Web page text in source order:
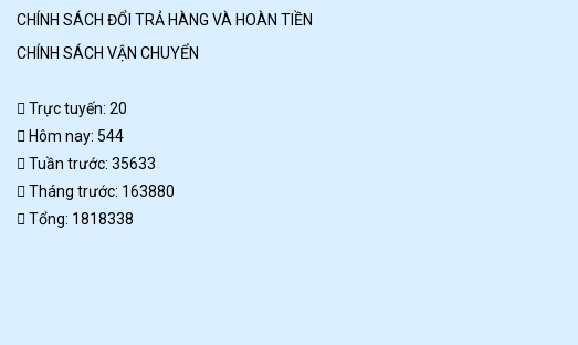
CHÍNH SÁCH ĐỔI TRẢ HÀNG VÀ HOÀN TIỀN
CHÍNH SÁCH VẬN CHUYỂN
Trực tuyến: 20
Hôm nay: 544
Tuần trước: 35633
Tháng trước: 163880
Tổng: 1818338